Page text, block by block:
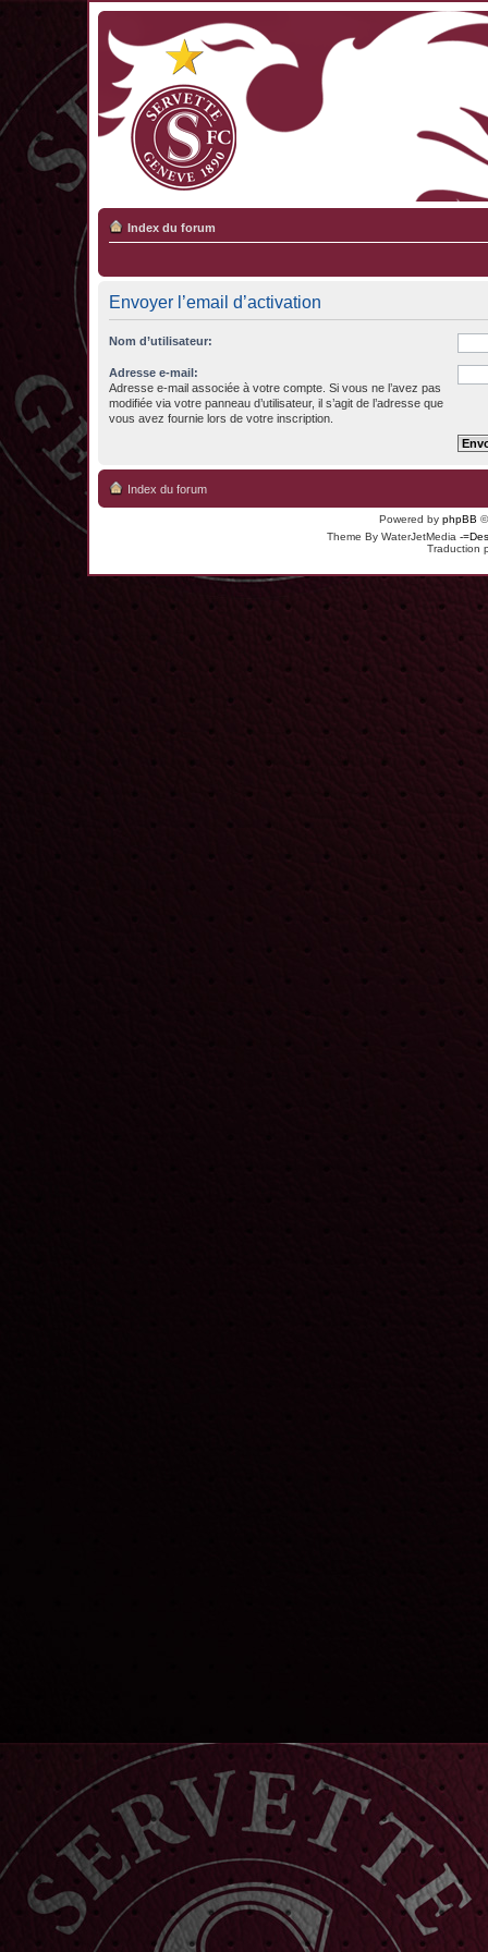
Index du forum
Envoyer l’email d’activation
Nom d’utilisateur:
Adresse e-mail:
Adresse e-mail associée à votre compte. Si vous ne l’avez pas
modifiée via votre panneau d’utilisateur, il s’agit de l’adresse que
vous avez fournie lors de votre inscription.
Index du forum
Powered by phpBB
Theme By WaterJetMedia -
Traduction